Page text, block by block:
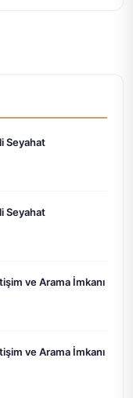
Seyahat
Seyahat
ve Arama İmkanı
ve Arama İmkanı